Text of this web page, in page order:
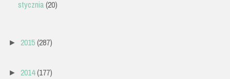
stycznia(20)
► 2015(287)
► 2014(177)